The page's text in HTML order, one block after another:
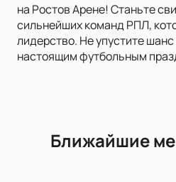
на Ростов Арене! Станьте
сильнейших команд РПЛ,
лидерство. Не упустите
настоящим футбольным
Ближайшие